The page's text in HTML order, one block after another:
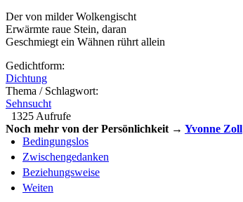
Der von milder Wolkengischt
Erwärmte raue Stein, daran
Geschmiegt ein Wähnen rührt allein
Gedichtform:
Dichtung
Thema / Schlagwort:
Sehnsucht
1325 Aufrufe
Noch mehr von der Persönlichkeit → Yvonne Zoll
Bedingungslos
Zwischengedanken
Beziehungsweise
Weiten